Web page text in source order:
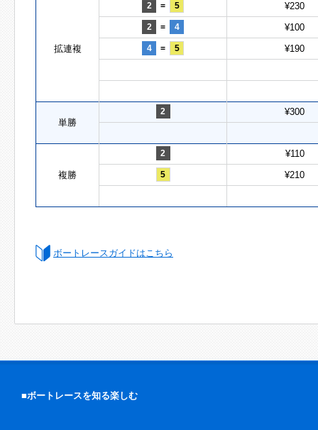
拡連複
2 = 5 ¥230
2 = 4 ¥100
4 = 5 ¥190
単勝
2 ¥300
複勝
2 ¥110
5 ¥210
ボートレースガイドはこちら
■ボートレースを知る楽しむ